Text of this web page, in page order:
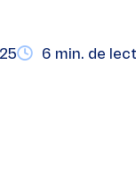
6 min. de